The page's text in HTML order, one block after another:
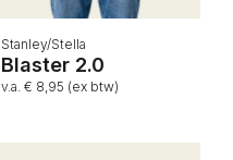
Stanley/Stella
Blaster 2.0
v.a. € 8,95 (ex btw)